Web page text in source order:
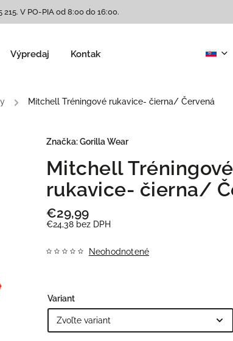
V PO-PIA od 8:00 do 16:00.
Výpredaj Kontakty
/ Mitchell Tréningové rukavice- čierna/ Červená
Mitchell Tréningové
rukavice- čierna/
€29,99
€24,38 bez DPH
Neohodnotené
Značka:Gorilla Wear
Variant